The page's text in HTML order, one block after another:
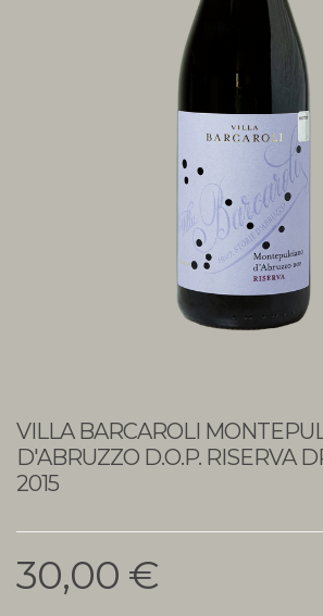
VILLA BARCAROLI
D'ABRUZZO D.O.P. RISERVA
2015
30,00 €